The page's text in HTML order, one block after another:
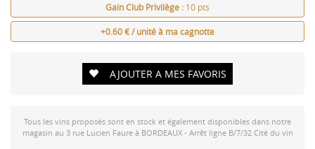
Gain Club Privilège : 10 pts
+0.60 € / unité à ma cagnotte
AJOUTER A MES FAVORIS
Tous les vins proposés sont en stock et également disponibles dans notre
magasin au 3 rue Lucien Faure à BORDEAUX - Arrêt ligne B/7/32 Cité du vin